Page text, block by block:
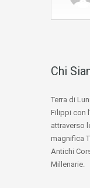
Chi
Terra di
Filippi con
attraverso
magnifica
Antichi
Millenarie.